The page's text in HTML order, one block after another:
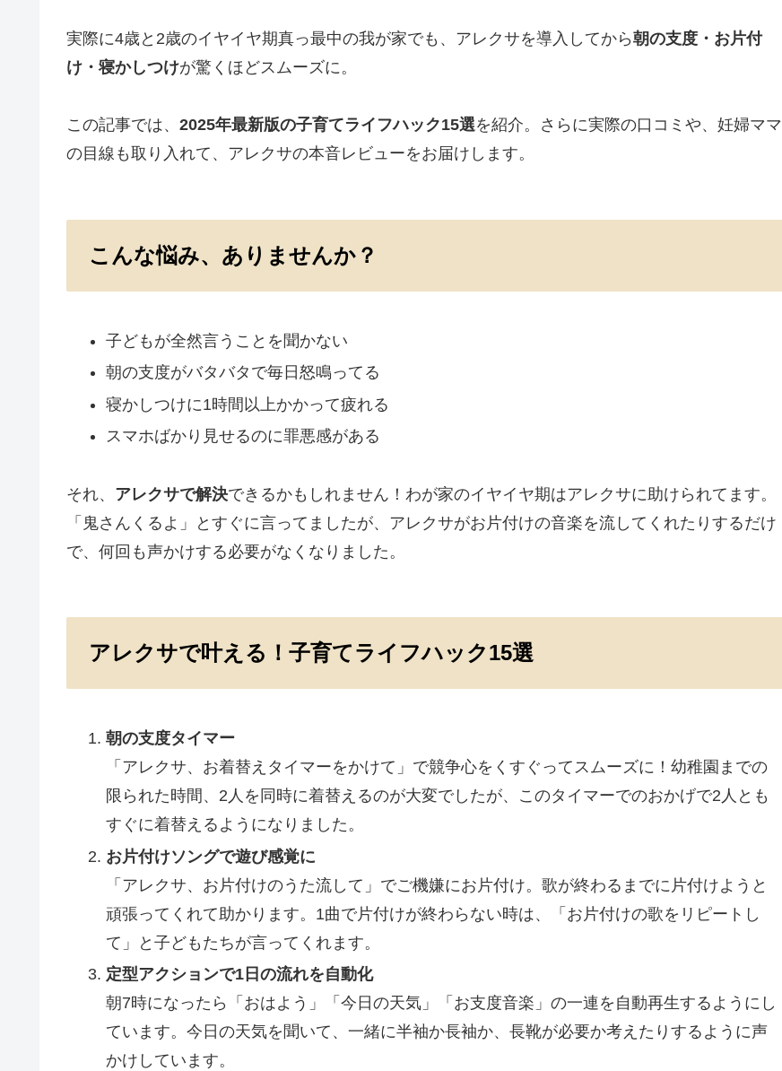
実際に4歳と2歳のイヤイヤ期真っ最中の我が家でも、アレクサを導入してから朝の支度・お片付
け・寝かしつけが驚くほどスムーズに。
この記事では、 2025年最新版の子育てライフハック15選を紹介。さらに実際の口コミや、妊婦ママ
の目線も取り入れて、アレクサの本音レビューをお届けします。
こんな悩み、ありませんか？
子どもが全然言うことを聞かない
朝の支度がバタバタで毎日怒鳴ってる
寝かしつけに1時間以上かかって疲れる
スマホばかり見せるのに罪悪感がある
それ、 アレクサで解決できるかもしれません！わが家のイヤイヤ期はアレクサに助けられてます。
「鬼さんくるよ」とすぐに言ってましたが、アレクサがお片付けの音楽を流してくれたりするだけ
で、何回も声かけする必要がなくなりました。
アレクサで叶える！子育てライフハック15選
朝の支度タイマー
「アレクサ、お着替えタイマーをかけて」で競争心をくすぐってスムーズに！幼稚園までの
限られた時間、2人を同時に着替えるのが大変でしたが、このタイマーでのおかげで2人とも
すぐに着替えるようになりました。
お片付けソングで遊び感覚に
「アレクサ、お片付けのうた流して」でご機嫌にお片付け。歌が終わるまでに片付けようと
頑張ってくれて助かります。1曲で片付けが終わらない時は、「お片付けの歌をリピートし
て」と子どもたちが言ってくれます。
定型アクションで1日の流れを自動化
朝7時になったら「おはよう」「今日の天気」「お支度音楽」の一連を自動再生するようにし
ています。今日の天気を聞いて、一緒に半袖か長袖か、長靴が必要か考えたりするように声
かけしています。